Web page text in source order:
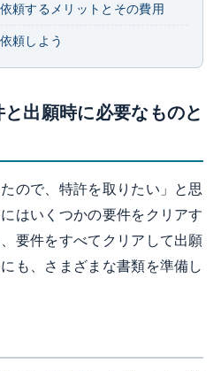
頼するメリットとその費用
頼しよう
出願時に必要なものと
ので、特許を取りたい」と思
はいくつかの要件をクリアす
要件をすべてクリアして出願
も、さまざまな書類を準備し